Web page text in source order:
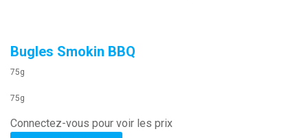
Bugles Smokin BBQ
75g
75g
Connectez-vous pour voir les prix